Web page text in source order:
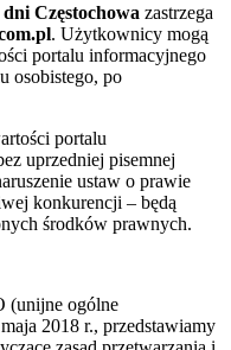
Częstochowa zastrzega
. Użytkownicy mogą
portalu informacyjnego
osobistego, po
portalu
uprzedniej pisemnej
ustaw o prawie
konkurencji – będą
środków prawnych.
(unijne ogólne
2018 r., przedstawiamy